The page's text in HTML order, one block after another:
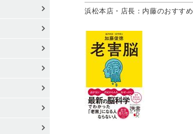
浜松本店・店長：内藤のおすすめ